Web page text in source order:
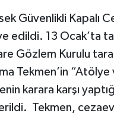
Güvenlikli Kapalı
edildi. 13 Ocak’ta
Gözlem Kurulu
Tekmen’in “Atölye
karara karşı
Tekmen,